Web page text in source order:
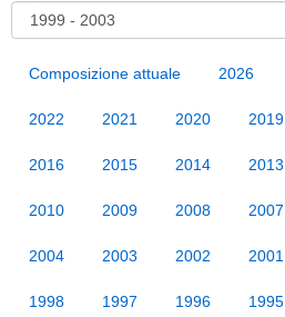
Composizione attuale 2026
2022 2021 2020 2019
2016 2015 2014 2013
2010 2009 2008 2007
2004 2003 2002 2001
1998 1997 1996 1995